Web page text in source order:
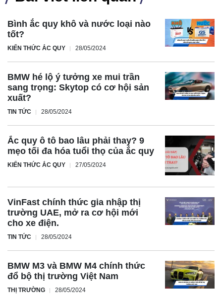
Bình ắc quy khô và nước loại nào
tốt?
KIẾN THỨC ẮC QUY 28/05/2024
BMW hé lộ ý tưởng xe mui trần
sang trọng: Skytop có cơ hội sản
xuất?
TIN TỨC 28/05/2024
Ắc quy ô tô bao lâu phải thay? 9
mẹo tối đa hóa tuổi thọ của ắc quy
KIẾN THỨC ẮC QUY 27/05/2024
VinFast chính thức gia nhập thị
trường UAE, mở ra cơ hội mới
cho xe điện.
TIN TỨC 28/05/2024
BMW M3 và BMW M4 chính thức
đổ bộ thị trường Việt Nam
THỊ TRƯỜNG 28/05/2024